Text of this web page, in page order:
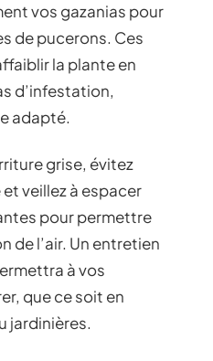
vos gazanias pour
de pucerons. Ces
la plante en
d’infestation,
adapté.
grise, évitez
veillez à espacer
pour permettre
de l’air. Un entretien
à vos
que ce soit en
jardinières.